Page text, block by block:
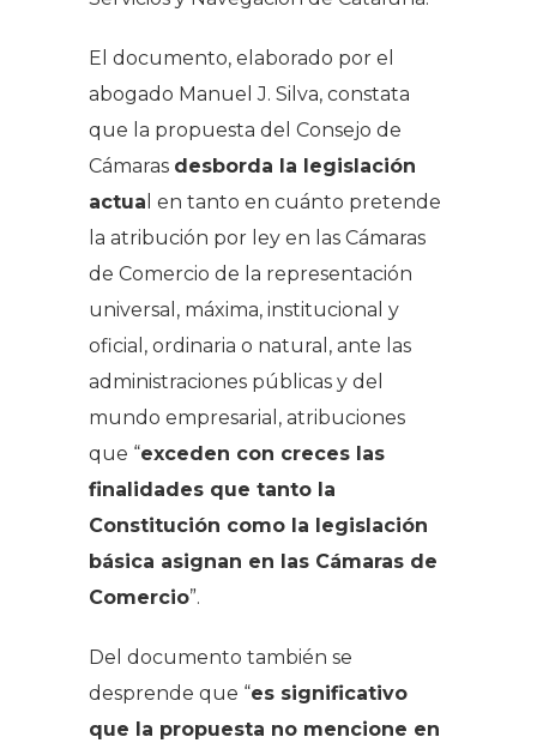
El documento, elaborado por el
abogado Manuel J. Silva, constata
que la propuesta del Consejo de
Cámaras desborda la legislación
actua l en tanto en cuánto pretende
la atribución por ley en las Cámaras
de Comercio de la representación
universal, máxima, institucional y
oficial, ordinaria o natural, ante las
administraciones públicas y del
mundo empresarial, atribuciones
que “exceden con creces las
finalidades que tanto la
Constitución como la legislación
básica asignan en las Cámaras de
Comercio”.
Del documento también se
desprende que “es significativo
que la propuesta no mencione en